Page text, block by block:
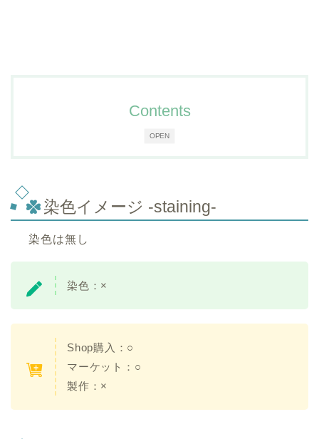
OPEN
Contents
染色イメージ -staining-
染色は無し
染色：×
Shop購入：○
マーケット：○
製作：×